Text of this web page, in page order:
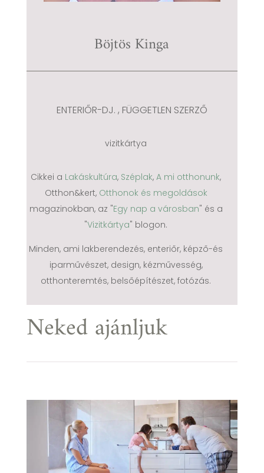
Böjtös Kinga
ENTERIŐR-DJ. , FÜGGETLEN SZERZŐ
vizitkártya
Cikkei a Lakáskultúra, Széplak,A mi otthonunk,
Otthon&kert, Otthonok és megoldások
magazinokban, az "Egy nap a városban" és a
"Vizitkártya" blogon.
Minden, ami lakberendezés, enteriőr, képző-és
iparművészet, design, kézművesség,
otthonteremtés, belsőépítészet, fotózás.
Neked ajánljuk